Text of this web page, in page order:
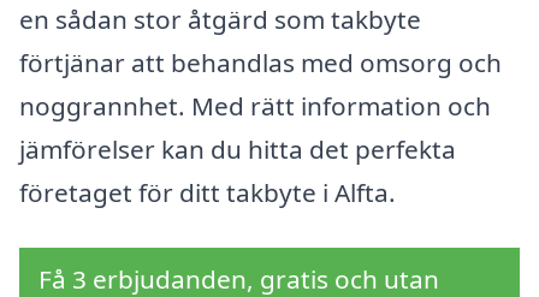
en sådan stor åtgärd som takbyte
förtjänar att behandlas med omsorg och
noggrannhet. Med rätt information och
jämförelser kan du hitta det perfekta
företaget för ditt takbyte i Alfta.
Få 3 erbjudanden, gratis och utan